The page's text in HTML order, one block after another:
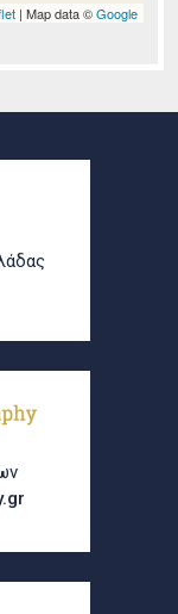
| Map data ©Google